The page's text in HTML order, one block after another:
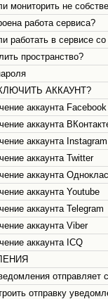
мониторить не
работа сервиса?
работать в сервисе
пространство?
АККАУНТ?
аккаунта Facebook
аккаунта
аккаунта Instagram
аккаунта Twitter
аккаунта
аккаунта Youtube
аккаунта Telegram
аккаунта Viber
аккаунта ICQ
отправляет
отправку